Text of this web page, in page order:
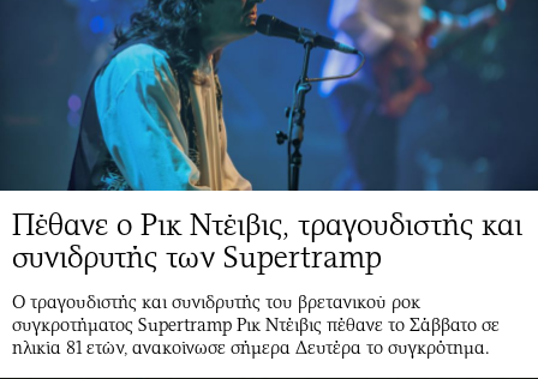
Πέθανε ο Ρικ Ντέιβις, τραγουδιστής και
συνιδρυτής των Supertramp
Ο τραγουδιστής και συνιδρυτής του βρετανικού ροκ
συγκροτήματος Supertramp Ρικ Ντέιβις πέθανε το Σάββατο σε
ηλικία 81 ετών, ανακοίνωσε σήμερα Δευτέρα το συγκρότημα.